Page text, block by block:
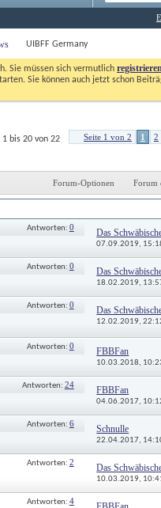
UIBFF Germany
Sie müssen sich vermutlich
Sie können auch jetzt schon
Seite 1 von 2 1 2
bis 20 von 22
Forum-Optionen Forum
Antworten: 0 Das
07.09.2019,
Antworten: 0 Das
18.02.2019,
Antworten: 0 Das
12.02.2019,
Antworten: 0 FBBFan
10.03.2018,
Antworten: 24 FBBFan
04.06.2017,
Antworten: 6 Schnulle
22.04.2017,
Antworten: 2 Das
10.03.2019,
Antworten: 4